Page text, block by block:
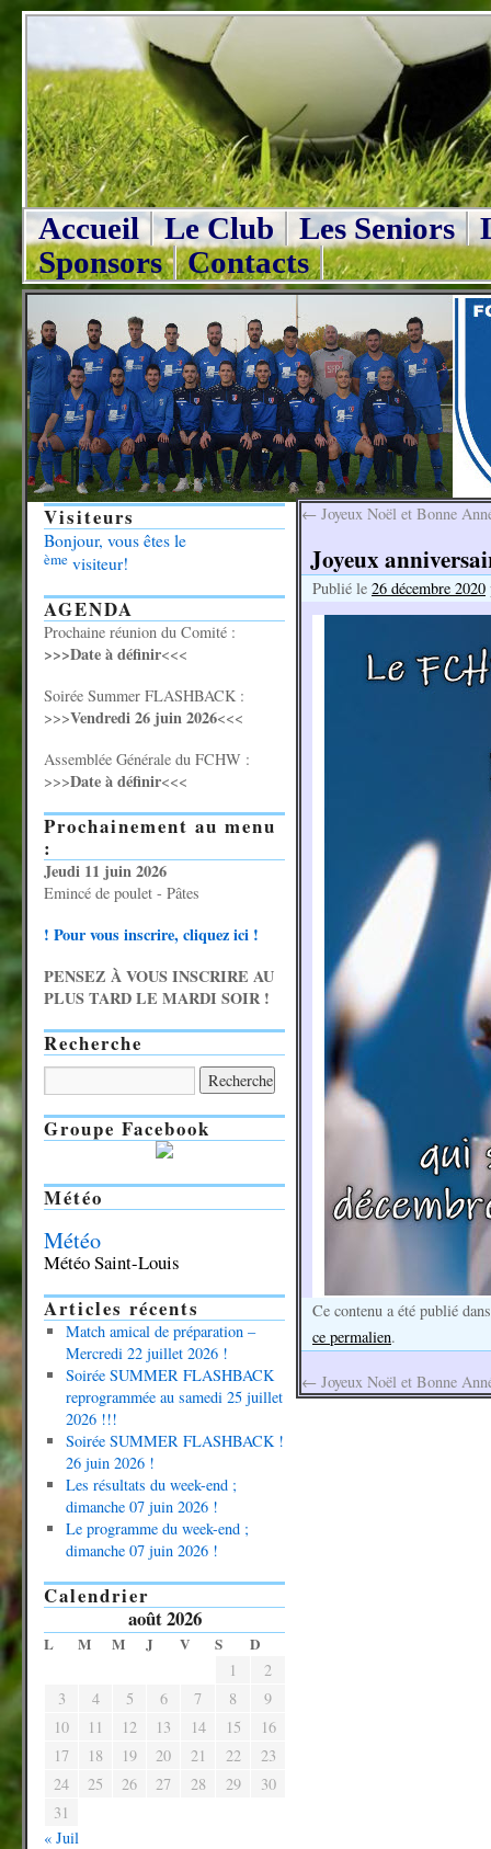
Accueil Le Club Les Seniors
Sponsors
Contacts
← Joyeux Noël et Bonne
Joyeux
Publié le 26 décembre 2020
Ce contenu a été publié
ce permalien.
← Joyeux Noël et Bonne
Visiteurs
Bonjour, vous êtes le
ème visiteur!
AGENDA
Prochaine réunion du Comité :
>>>Date à définir<<<
Soirée Summer FLASHBACK :
>>>Vendredi 26 juin 2026<<<
Assemblée Générale du FCHW :
>>>Date à définir<<<
Prochainement au menu
:
Jeudi 11 juin 2026
Emincé de poulet - Pâtes
! Pour vous inscrire, cliquez ici !
PENSEZ À VOUS INSCRIRE AU
PLUS TARD LE MARDI SOIR !
Recherche
Groupe Facebook
Météo
Météo
Météo Saint-Louis
Articles récents
Match amical de préparation –
Mercredi 22 juillet 2026 !
Soirée SUMMER FLASHBACK
reprogrammée au samedi 25 juillet
2026 !!!
Soirée SUMMER FLASHBACK !
26 juin 2026 !
Les résultats du week-end ;
dimanche 07 juin 2026 !
Le programme du week-end ;
dimanche 07 juin 2026 !
Calendrier
août 2026
L M M J V S D
1
2
3
4 5 6 7 8
9
10
11 12 13 14 15
16
17
18 19 20 21 22
23
24
25 26 27 28 29
30
31
« Juil